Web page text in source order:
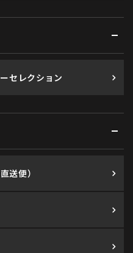
セレクション
送便）